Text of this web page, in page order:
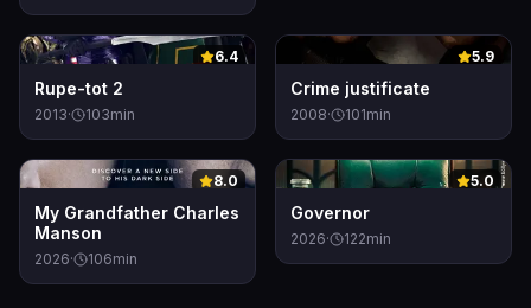
0 6.4
Rupe-tot 2
2013· 103min
0 5.9
Crime justificate
2008· 101min
0 8.0
My Grandfather Charles
Manson
2026· 106min
5.0
Governor
2026· 122min